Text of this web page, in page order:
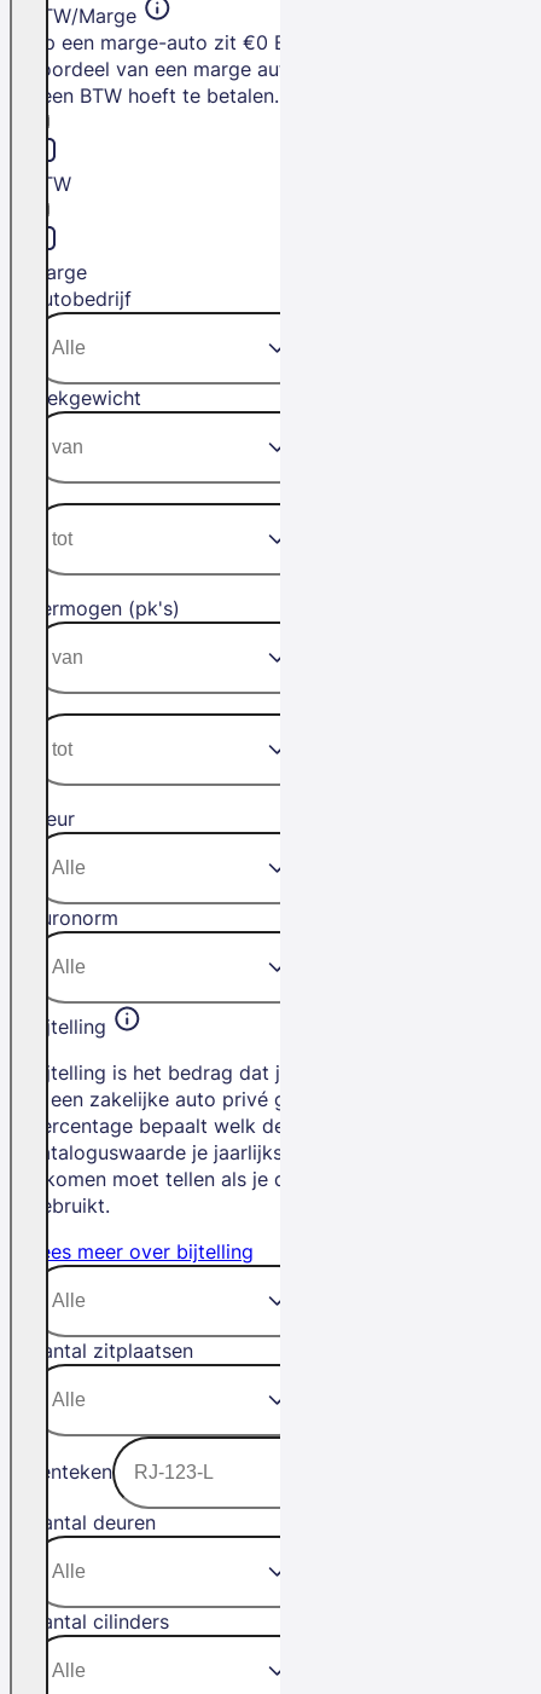
BTW/Marge
Op een marge-auto zit €0 BTW. Het
voordeel van een marge auto is dat je
geen BTW hoeft te betalen.
BTW
Marge
Autobedrijf
Trekgewicht
Vermogen (pk's)
Kleur
Euronorm
Bijtelling
Bijtelling is het bedrag dat je betaalt als
je een zakelijke auto privé gebruikt. Het
percentage bepaalt welk deel van de
cataloguswaarde je jaarlijks bij je
inkomen moet tellen als je de auto privé
gebruikt.
Lees meer over bijtelling
Aantal zitplaatsen
Kenteken
Aantal deuren
Aantal cilinders